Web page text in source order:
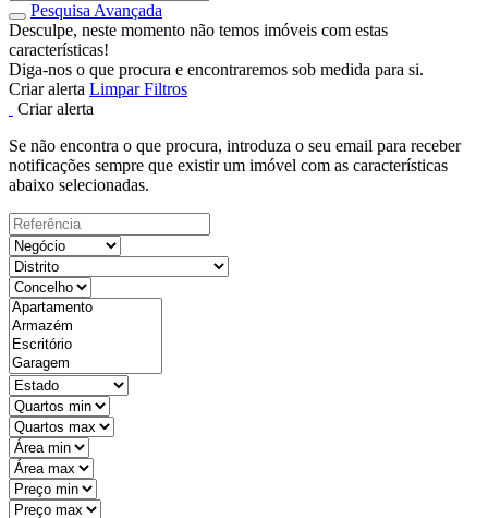
Pesquisa Avançada
Desculpe, neste momento não temos imóveis com estas
características!
Diga-nos o que procura e encontraremos sob medida para si.
Criar alerta Limpar Filtros
Criar alerta
Se não encontra o que procura, introduza o seu email para receber
notificações sempre que existir um imóvel com as características
abaixo selecionadas.